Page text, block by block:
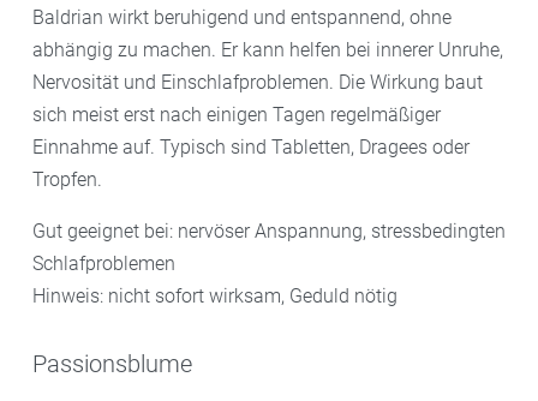
Baldrian wirkt beruhigend und entspannend, ohne
abhängig zu machen. Er kann helfen bei innerer Unruhe,
Nervosität und Einschlafproblemen. Die Wirkung baut
sich meist erst nach einigen Tagen regelmäßiger
Einnahme auf. Typisch sind Tabletten, Dragees oder
Tropfen.
Gut geeignet bei: nervöser Anspannung, stressbedingten
Schlafproblemen
Hinweis: nicht sofort wirksam, Geduld nötig
Passionsblume